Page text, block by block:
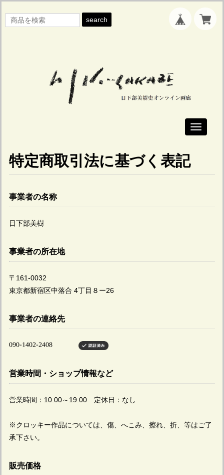
search
Toggle
特定商取引法に基づく表記
事業者の名称
日下部美樹
事業者の所在地
〒161-0032
東京都新宿区中落合 4丁目８ー26
事業者の連絡先
営業時間・ショップ情報など
営業時間：10:00～19:00 定休日：なし
※クロッキー作品については、傷、へこみ、擦れ、折、等はご了
承下さい。
販売価格